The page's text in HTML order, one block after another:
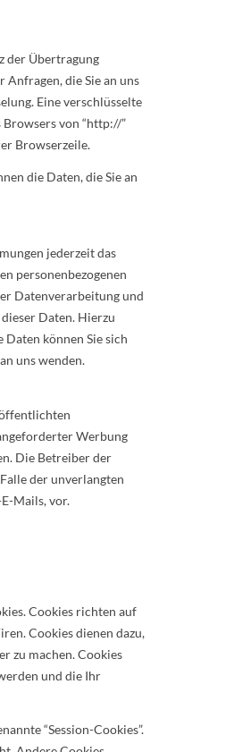
der Übertragung
die Sie an uns
Eine verschlüsselte
Browsers von “http://”
Browserzeile.
die Daten, die Sie an
jederzeit das
personenbezogenen
Datenverarbeitung und
Daten. Hierzu
Daten können Sie sich
uns wenden.
Werbung
Die Betreiber der
der unverlangten
Mails, vor.
Cookies richten auf
Cookies dienen dazu,
zu machen. Cookies
und die Ihr
“Session-Cookies”.